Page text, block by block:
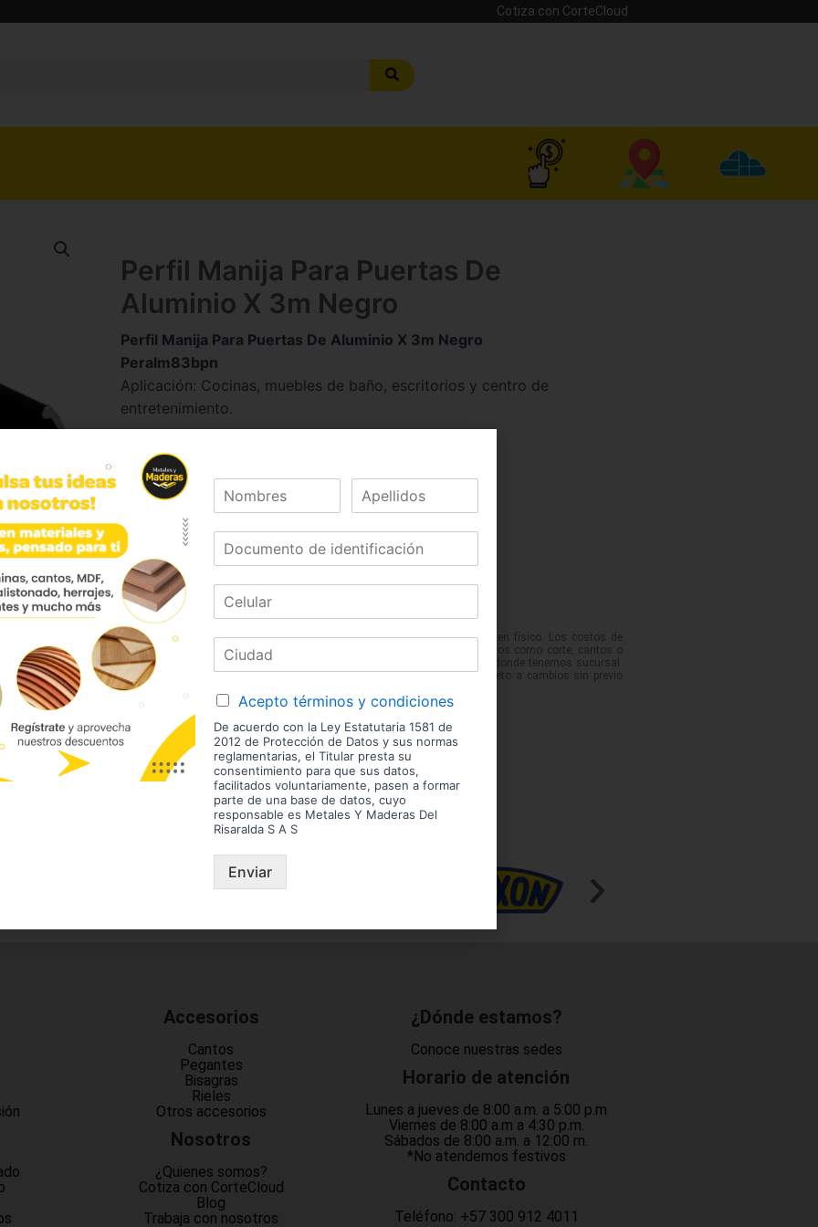
Cotiza con CorteCloud
Perfil Manija Para Puertas De
Aluminio X 3m Negro
Perfil Manija Para Puertas De Aluminio X 3m Negro
Peralm83bpn
Aplicación: Cocinas, muebles de baño, escritorios y centro de
entretenimiento.
Mobile
08427
Referencia:
PERALM83BPN
Las imágenes mostradas son de referencia y los colores podrían variar en físico. Los costos de
envío son variables y serán asumidos por el comprador. No incluye servicios como corte, cantos o
enchape. Sólo despachamos tableros en la zona urbana de las ciudades donde tenemos sucursal.
Disponibilidad de mercancía sujeta a verificación de inventario. Precio sujeto a cambios sin previo
aviso.
Marcas
Accesorios
Cantos
Pegantes
Bisagras
Rieles
Otros accesorios
Nosotros
¿Quienes somos?
Cotiza con CorteCloud
Blog
Trabaja con nosotros
¿Dónde estamos?
Conoce nuestras sedes
Horario de atención
Lunes a jueves de 8:00 a.m. a 5:00 p.m
Viernes de 8:00 a.m a 4:30 p.m.
Sábados de 8:00 a.m. a 12:00 m.
*No atendemos festivos
Contacto
Teléfono: +57 300 912 4011
Acepto términos y condiciones
De acuerdo con la Ley Estatutaria 1581 de
2012 de Protección de Datos y sus normas
reglamentarias, el Titular presta su
consentimiento para que sus datos,
facilitados voluntariamente, pasen a formar
parte de una base de datos, cuyo
responsable es Metales Y Maderas Del
Risaralda S A S
Enviar